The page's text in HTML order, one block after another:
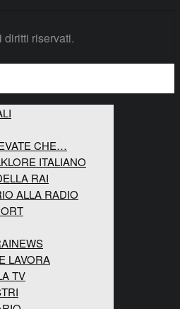
diritti riservati.
CHE…
ITALIANO
RAI
ALLA RADIO
LAVORA
TV